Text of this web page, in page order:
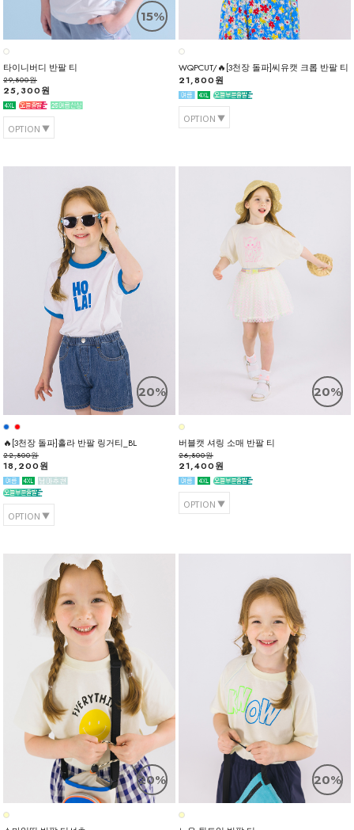
15%
타이니버디 반팔 티
29,800원
25,300원
OPTION
WQPCUT/🔥[3천장 돌파]씨유캣 크롭 반팔 티
21,800원
OPTION
20%
🔥[3천장 돌파]홀라 반팔 링거티_BL
22,800원
18,200원
OPTION
20%
버블캣 셔링 소매 반팔 티
26,800원
21,400원
OPTION
20% 20%